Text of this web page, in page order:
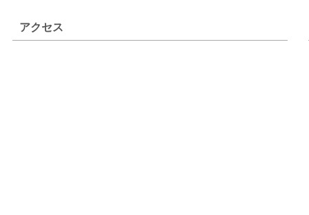
アクセス